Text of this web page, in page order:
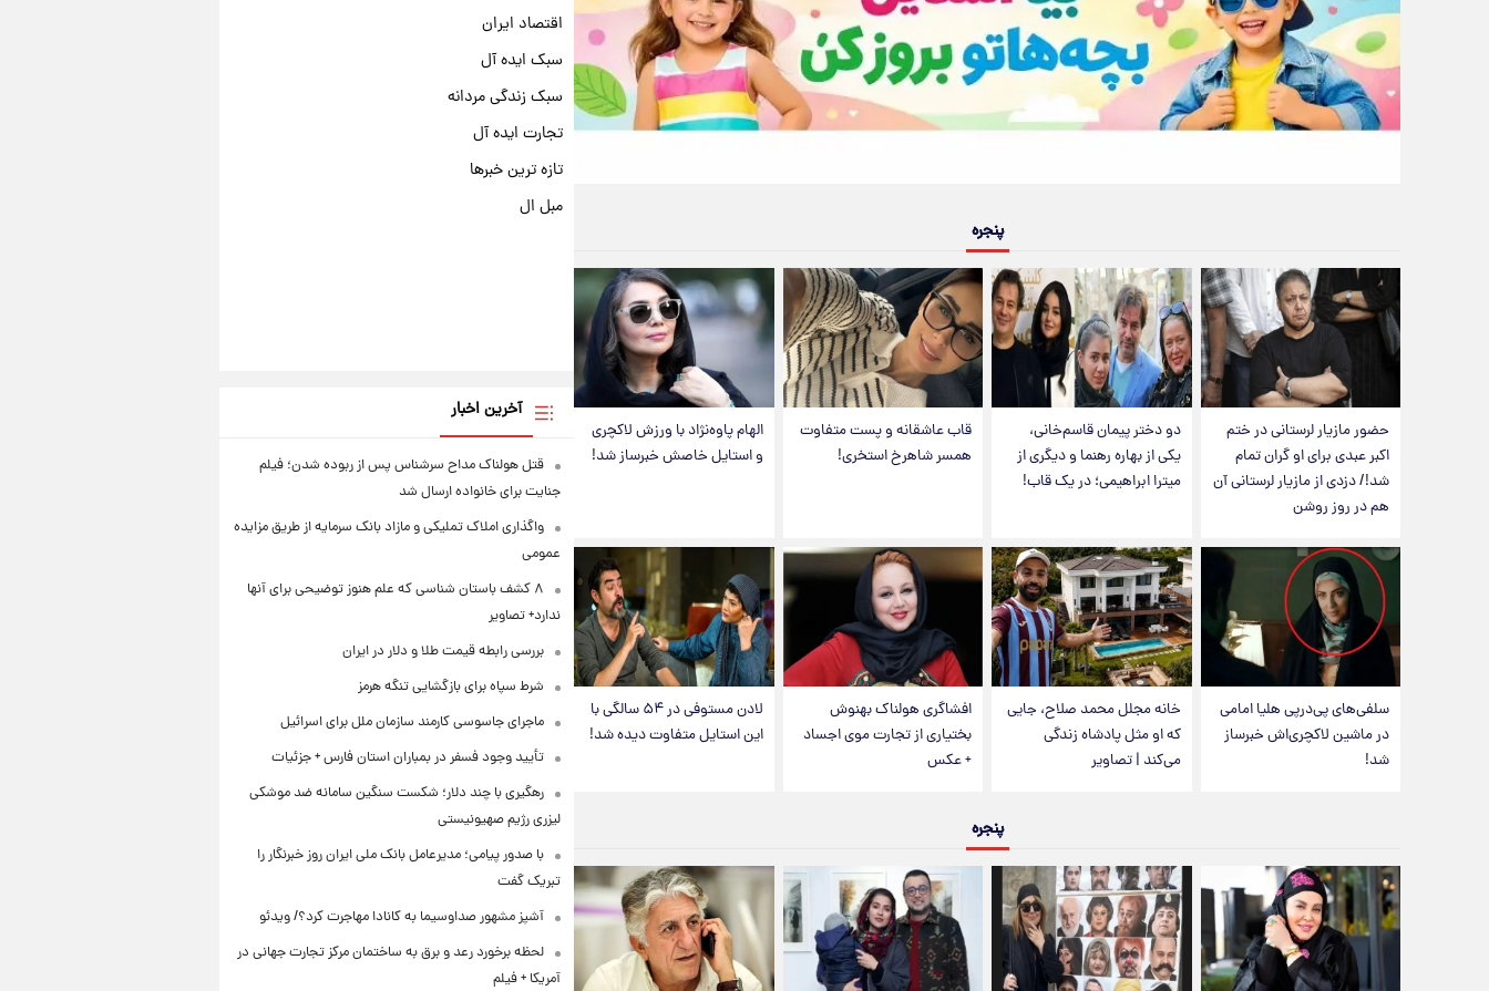
پنجره
حضور مازیار لرستانی در ختم
اکبر عبدی برای او گران تمام
شد!/ دزدی از مازیار لرستانی آن
هم در روز روشن
دو دختر پیمان قاسم‌خانی،
یکی از بهاره رهنما و دیگری از
میترا ابراهیمی؛ در یک قاب!
قاب عاشقانه و پست متفاوت
همسر شاهرخ استخری!
الهام پاوه‌نژاد با ورزش لاکچری
و استایل خاصش خبرساز شد!
سلفی‌های پی‌درپی هلیا امامی
در ماشین لاکچری‌اش خبرساز
شد!
خانه مجلل محمد صلاح، جایی
که او مثل پادشاه زندگی
می‌کند | تصاویر
افشاگری هولناک بهنوش
بختیاری از تجارت موی اجساد
+ عکس
لادن مستوفی در ۵۴ سالگی با
این استایل متفاوت دیده شد!
پنجره
اقتصاد ایران
سبک ایده آل
سبک زندگی مردانه
تجارت ایده آل
تازه ترین خبرها
مبل ال
آخرین اخبار
قتل هولناک مداح سرشناس پس از ربوده شدن؛ فیلم
جنایت برای خانواده ارسال شد
واگذاری املاک تملیکی و مازاد بانک سرمایه از طریق مزایده
عمومی
۸ کشف باستان شناسی که علم هنوز توضیحی برای آنها
ندارد+ تصاویر
بررسی رابطه قیمت طلا و دلار در ایران
شرط سپاه برای بازگشایی تنگه هرمز
ماجرای جاسوسی کارمند سازمان ملل برای اسرائیل
تأیید وجود فسفر در بمباران استان فارس + جزئیات
رهگیری با چند دلار؛ شکست سنگین سامانه ضد موشکی
لیزری رژیم صهیونیستی
با صدور پیامی؛ مدیرعامل بانک ملی ایران روز خبرنگار را
تبریک گفت
آشپز مشهور صداوسیما به کانادا مهاجرت کرد؟/ ویدئو
لحظه برخورد رعد و برق به ساختمان مرکز تجارت جهانی در
آمریکا + فیلم